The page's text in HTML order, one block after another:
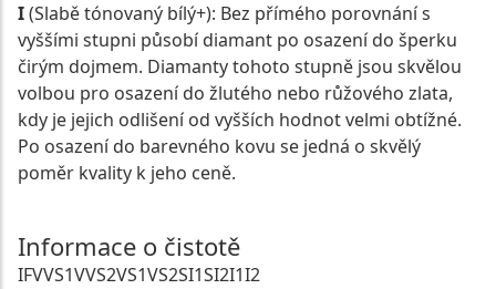
I(Slabě tónovaný bílý+): Bez přímého porovnání s
vyššími stupni působí diamant po osazení do šperku
čirým dojmem. Diamanty tohoto stupně jsou skvělou
volbou pro osazení do žlutého nebo růžového zlata,
kdy je jejich odlišení od vyšších hodnot velmi obtížné.
Po osazení do barevného kovu se jedná o skvělý
poměr kvality k jeho ceně.
Informace o čistotě
IFVVS1VVS2VS1VS2SI1SI2I1I2